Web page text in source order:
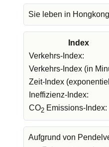
Sie leben in
Index
Verkehrs-Index:
Verkehrs-Index (in
Zeit-Index
Ineffizienz-Index:
CO2 Emissions-Index:
Aufgrund von